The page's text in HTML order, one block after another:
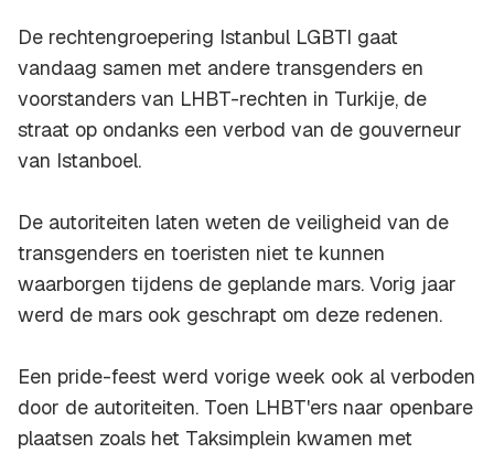
De rechtengroepering Istanbul LGBTI gaat
vandaag samen met andere transgenders en
voorstanders van LHBT-rechten in Turkije, de
straat op ondanks een verbod van de gouverneur
van Istanboel.
De autoriteiten laten weten de veiligheid van de
transgenders en toeristen niet te kunnen
waarborgen tijdens de geplande mars. Vorig jaar
werd de mars ook geschrapt om deze redenen.
Een pride-feest werd vorige week ook al verboden
door de autoriteiten. Toen LHBT'ers naar openbare
plaatsen zoals het Taksimplein kwamen met